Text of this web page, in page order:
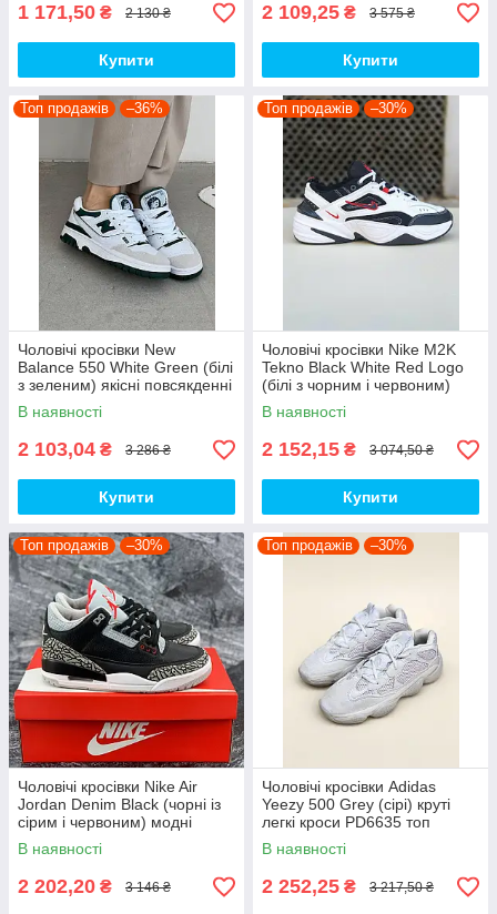
1 171,50 ₴ 2 130 ₴
Купити
2 109,25 ₴ 3 575 ₴
Купити
Топ продажів –36%
Чоловічі кросівки New
Balance 550 White Green (білі
з зеленим) якісні повсякденні
кроси NB020 top
В наявності
2 103,04 ₴ 3 286 ₴
Купити
Топ продажів –30%
Чоловічі кросівки Nike M2K
Tekno Black White Red Logo
(білі з чорним і червоним)
спортивні демі кроси PD7430
топ
В наявності
2 152,15 ₴ 3 074,50 ₴
Купити
Топ продажів –30%
Чоловічі кросівки Nike Air
Jordan Denim Black (чорні із
сірим і червоним) модні
демісезонні кроси PD7043
топ
В наявності
2 202,20 ₴ 3 146 ₴
Топ продажів –30%
Чоловічі кросівки Adidas
Yeezy 500 Grey (сірі) круті
легкі кроси PD6635 топ
В наявності
2 252,25 ₴ 3 217,50 ₴